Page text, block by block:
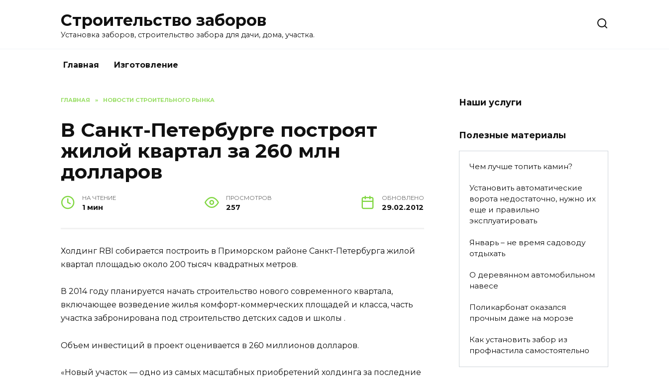
Строительство заборов
Установка заборов, строительство забора для дачи, дома, участка.
Главная Изготовление
ГЛАВНАЯ » НОВОСТИ СТРОИТЕЛЬНОГО РЫНКА
В Санкт-Петербурге построят
жилой квартал за 260 млн
долларов
НА ЧТЕНИЕ
1 мин
ПРОСМОТРОВ
257
ОБНОВЛЕНО
29.02.2012
Холдинг RBI собирается построить в Приморском районе Санкт-Петербурга жилой
квартал площадью около 200 тысяч квадратных метров.
В 2014 году планируется начать строительство нового современного квартала,
включающее возведение жилья комфорт-коммерческих площадей и класса, часть
участка забронирована под строительство детских садов и школы .
Объем инвестиций в проект оценивается в 260 миллионов долларов.
«Новый участок — одно из самых масштабных приобретений холдинга за последние
Наши услуги
Полезные материалы
Чем лучше топить камин?
Установить автоматические
ворота недостаточно, нужно их
еще и правильно
эксплуатировать
Январь – не время садоводу
отдыхать
О деревянном автомобильном
навесе
Поликарбонат оказался
прочным даже на морозе
Как установить забор из
профнастила самостоятельно